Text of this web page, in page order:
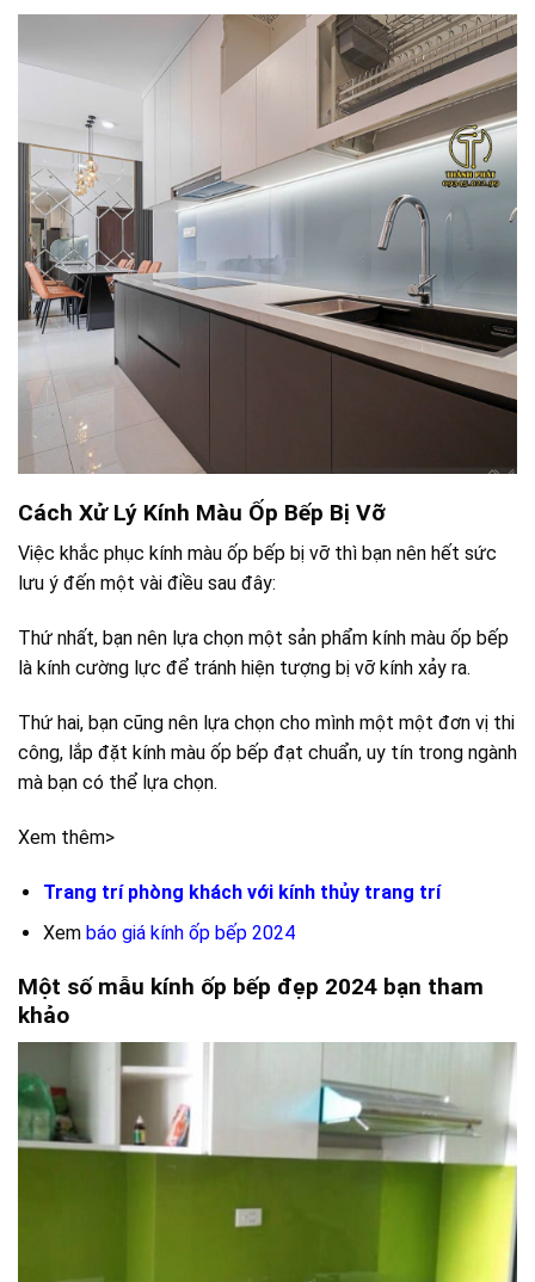
Cách Xử Lý Kính Màu Ốp Bếp Bị Vỡ
Việc khắc phục kính màu ốp bếp bị vỡ thì bạn nên hết sức
lưu ý đến một vài điều sau đây:
Thứ nhất, bạn nên lựa chọn một sản phẩm kính màu ốp bếp
là kính cường lực để tránh hiện tượng bị vỡ kính xảy ra.
Thứ hai, bạn cũng nên lựa chọn cho mình một một đơn vị thi
công, lắp đặt kính màu ốp bếp đạt chuẩn, uy tín trong ngành
mà bạn có thể lựa chọn.
Xem thêm>
Trang trí phòng khách với kính thủy trang trí
Xem báo giá kính ốp bếp 2024
Một số mẫu kính ốp bếp đẹp 2024 bạn tham
khảo